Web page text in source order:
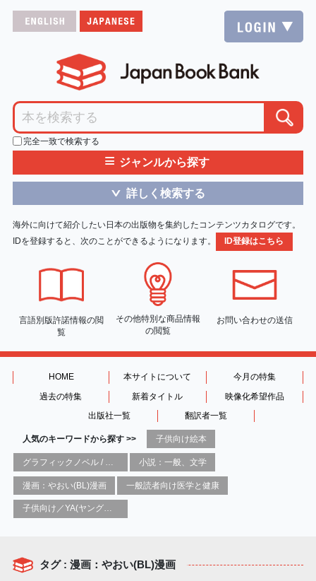
完全一致で検索する
≡ ジャンルから探す
＞ 詳しく検索する
海外に向けて紹介したい日本の出版物を集約したコンテンツカタログです。
IDを登録すると、次のことができるようになります。
ID登録はこちら
言語別版許諾情報の閲
覧
その他特別な商品情報
の閲覧
お問い合わせの送信
HOME 本サイトについて
今月の特集
過去の特集
新着タイトル
映像化希望作品
出版社一覧
翻訳者一覧
人気のキーワードから探す >> 子供向け絵本
小説：一般、文学
漫画：やおい(BL)漫画 一般読者向け医学と健康
子供向け／YA(ヤングアダルト)向け一般：芸術&芸術家
タグ : 漫画：やおい(BL)漫画